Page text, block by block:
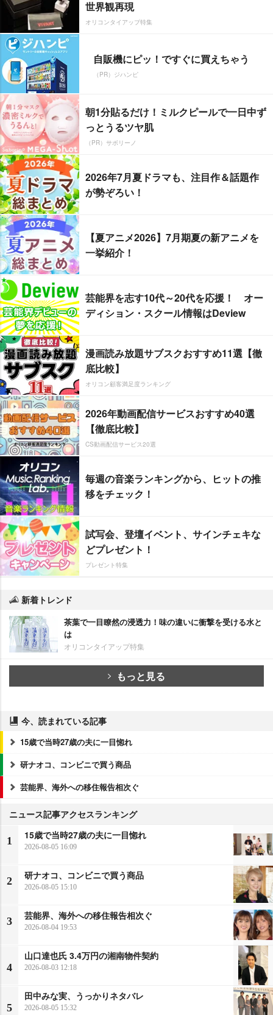
世界観再現
オリコンタイアップ特集
自販機にピッ！ですぐに買えちゃう
（PR）ジハンピ
朝1分貼るだけ！ミルクピールで一日中ず
っとうるツヤ肌
（PR）サボリーノ
2026年7月夏ドラマも、注目作＆話題作
が勢ぞろい！
【夏アニメ2026】7月期夏の新アニメを
一挙紹介！
芸能界を志す10代～20代を応援！ オー
ディション・スクール情報はDeview
漫画読み放題サブスクおすすめ11選【徹
底比較】
オリコン顧客満足度ランキング
2026年動画配信サービスおすすめ40選
【徹底比較】
CS動画配信サービス20選
毎週の音楽ランキングから、ヒットの推
移をチェック！
試写会、登壇イベント、サインチェキな
どプレゼント！
プレゼント特集
新着トレンド
茶葉で一目瞭然の浸透力！味の違いに衝撃を受ける水と
は
オリコンタイアップ特集
もっと見る
今、読まれている記事
15歳で当時27歳の夫に一目惚れ
研ナオコ、コンビニで買う商品
芸能界、海外への移住報告相次ぐ
ニュース記事アクセスランキング
1
15歳で当時27歳の夫に一目惚れ
2026-08-05 16:09
2
研ナオコ、コンビニで買う商品
2026-08-05 15:10
3
芸能界、海外への移住報告相次ぐ
2026-08-04 19:53
4
山口達也氏 3.4万円の湘南物件契約
2026-08-03 12:18
5
田中みな実、うっかりネタバレ
2026-08-05 15:32